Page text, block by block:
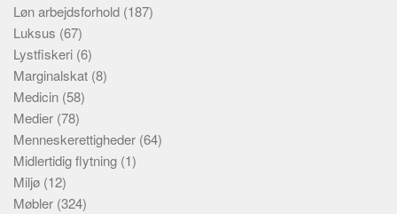
Løn arbejdsforhold (187)
Luksus (67)
Lystfiskeri (6)
Marginalskat (8)
Medicin (58)
Medier (78)
Menneskerettigheder (64)
Midlertidig flytning (1)
Miljø (12)
Møbler (324)